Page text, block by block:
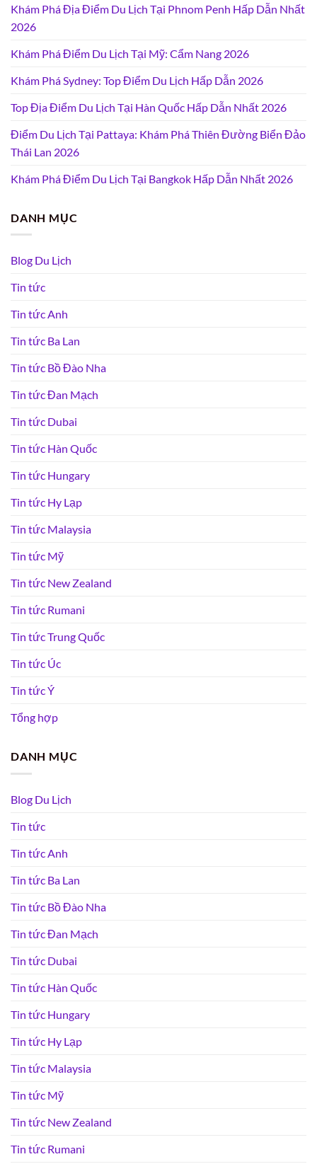
Khám Phá Địa Điểm Du Lịch Tại Phnom Penh Hấp Dẫn Nhất
2026
Khám Phá Điểm Du Lịch Tại Mỹ: Cẩm Nang 2026
Khám Phá Sydney: Top Điểm Du Lịch Hấp Dẫn 2026
Top Địa Điểm Du Lịch Tại Hàn Quốc Hấp Dẫn Nhất 2026
Điểm Du Lịch Tại Pattaya: Khám Phá Thiên Đường Biển Đảo
Thái Lan 2026
Khám Phá Điểm Du Lịch Tại Bangkok Hấp Dẫn Nhất 2026
DANH MỤC
Blog Du Lịch
Tin tức
Tin tức Anh
Tin tức Ba Lan
Tin tức Bồ Đào Nha
Tin tức Đan Mạch
Tin tức Dubai
Tin tức Hàn Quốc
Tin tức Hungary
Tin tức Hy Lạp
Tin tức Malaysia
Tin tức Mỹ
Tin tức New Zealand
Tin tức Rumani
Tin tức Trung Quốc
Tin tức Úc
Tin tức Ý
Tổng hợp
DANH MỤC
Blog Du Lịch
Tin tức
Tin tức Anh
Tin tức Ba Lan
Tin tức Bồ Đào Nha
Tin tức Đan Mạch
Tin tức Dubai
Tin tức Hàn Quốc
Tin tức Hungary
Tin tức Hy Lạp
Tin tức Malaysia
Tin tức Mỹ
Tin tức New Zealand
Tin tức Rumani